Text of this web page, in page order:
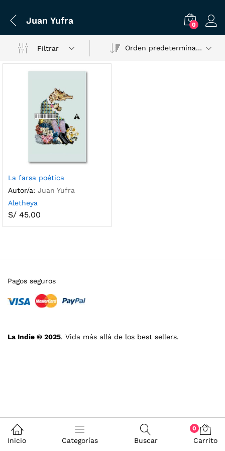
Juan Yufra 0
Filtrar Orden predeterminado
La farsa poética
Autor/a: Juan Yufra
Aletheya
S/ 45.00
La Indie © 2025. Vida más allá de los best sellers.
Pagos seguros
Inicio Categorías Buscar
0
Carrito